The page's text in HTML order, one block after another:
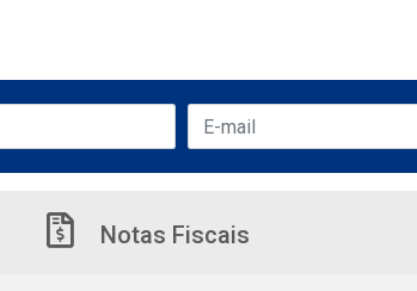
Notas Fiscais